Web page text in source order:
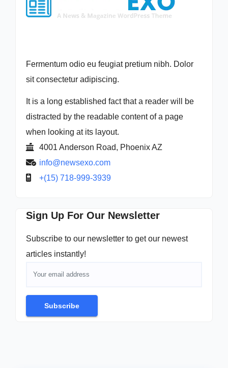
Fermentum odio eu feugiat pretium nibh. Dolor
sit consectetur adipiscing.
It is a long established fact that a reader will be
distracted by the readable content of a page
when looking at its layout.
4001 Anderson Road, Phoenix AZ
info@newsexo.com
+(15) 718-999-3939
Sign Up For Our Newsletter
Subscribe to our newsletter to get our newest
articles instantly!
Subscribe